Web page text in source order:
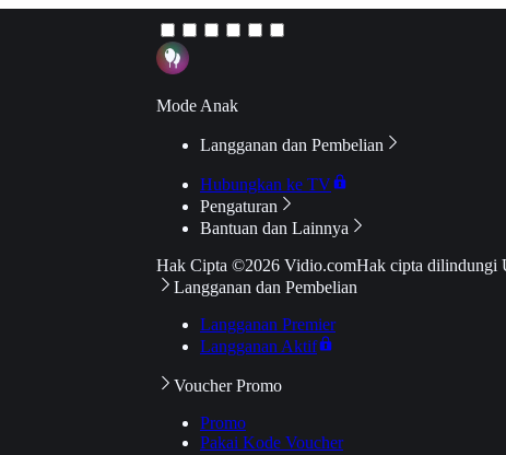
Mode Anak
Langganan dan Pembelian
Hubungkan ke TV
Pengaturan
Bantuan dan Lainnya
Hak Cipta ©2026 Vidio.comHak cipta dilindungi
Langganan dan Pembelian
Langganan Premier
Langganan Aktif
Voucher Promo
Promo
Pakai Kode Voucher